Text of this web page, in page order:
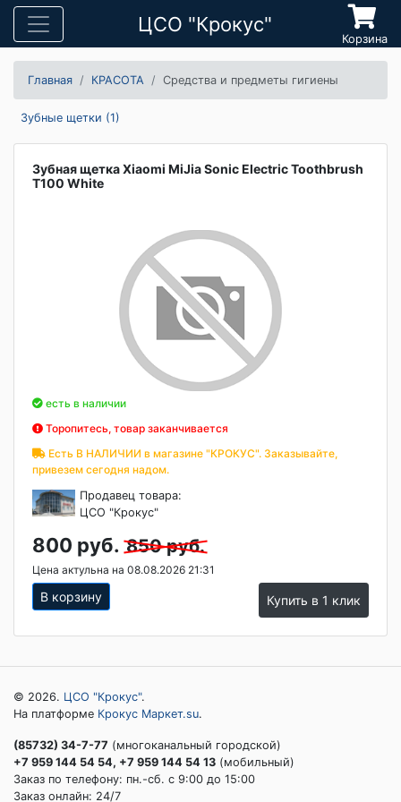
ЦСО "Крокус"
Корзина
Главная КРАСОТА Средства и предметы гигиены
Зубные щетки (1)
Зубная щетка Xiaomi MiJia Sonic Electric Toothbrush
T100 White
есть в наличии
Торопитесь, товар заканчивается
Есть В НАЛИЧИИ в магазине "КРОКУС". Заказывайте,
привезем сегодня надом.
Продавец товара:
ЦСО "Крокус"
800 руб. 850 руб.
Цена актульна на 08.08.2026 21:31
В корзину Купить в 1 клик
© 2026. ЦСО "Крокус".
На платформе Крокус Маркет.su.
(85732) 34-7-77 (многоканальный городской)
+7 959 144 54 54, +7 959 144 54 13 (мобильный)
Заказ по телефону: пн.-сб. c 9:00 до 15:00
Заказ онлайн: 24/7